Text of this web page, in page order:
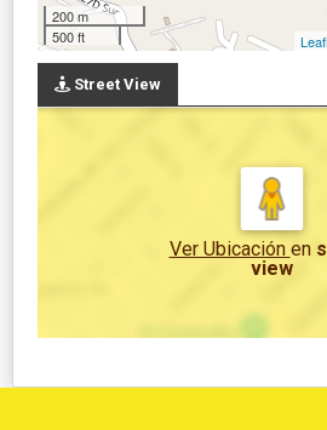
200 m
500 ft
Street View
Ver Ubicación en
view